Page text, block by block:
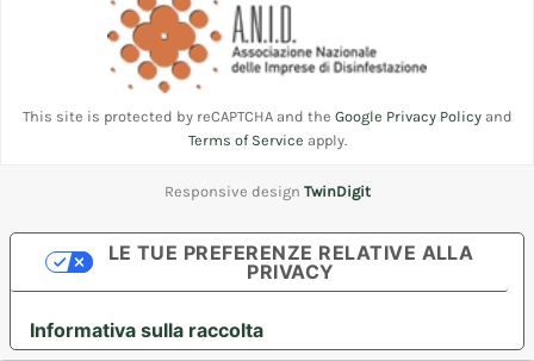
This site is protected by reCAPTCHA and the Google Privacy Policyand
Terms of Service apply.
Responsive design TwinDigit
Informativa sulla raccolta
LE TUE PREFERENZE RELATIVE ALLA
PRIVACY